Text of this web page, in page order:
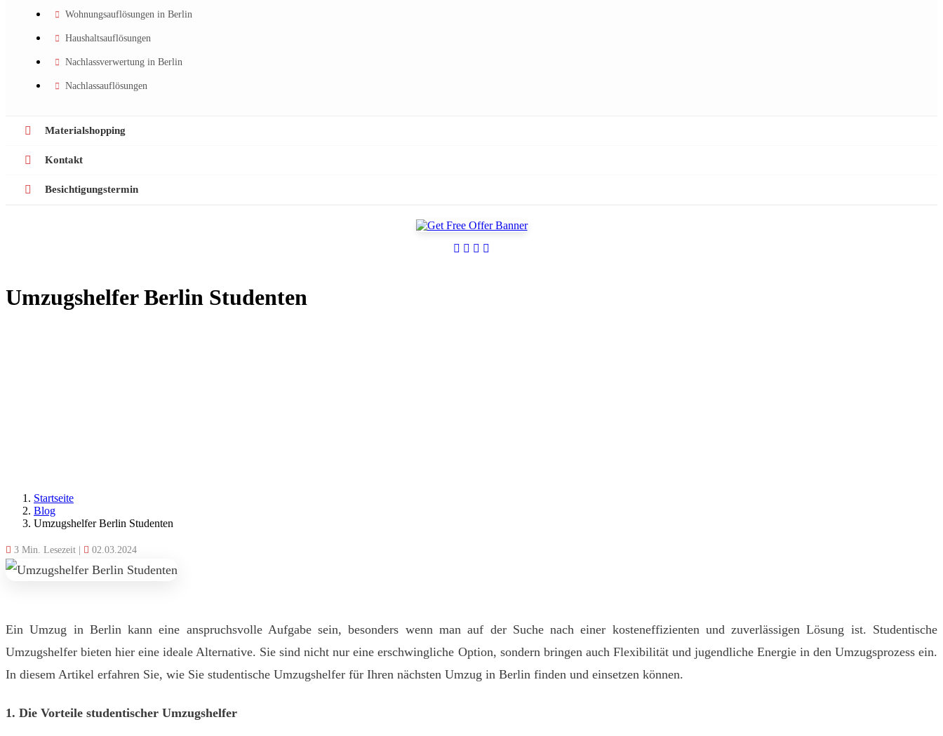
Wohnungsauflösungen in Berlin
Haushaltsauflösungen
Nachlassverwertung in Berlin
Nachlassauflösungen
Materialshopping
Kontakt
Besichtigungstermin
Umzugshelfer Berlin Studenten
Startseite
Blog
Umzugshelfer Berlin Studenten
3 Min. Lesezeit | 02.03.2024
Ein Umzug in Berlin kann eine anspruchsvolle Aufgabe sein, besonders wenn man auf der Suche nach einer kosteneffizienten und zuverlässigen Lösung ist. Studentische
Umzugshelfer bieten hier eine ideale Alternative. Sie sind nicht nur eine erschwingliche Option, sondern bringen auch Flexibilität und jugendliche Energie in den Umzugsprozess ein.
In diesem Artikel erfahren Sie, wie Sie studentische Umzugshelfer für Ihren nächsten Umzug in Berlin finden und einsetzen können.
1. Die Vorteile studentischer Umzugshelfer